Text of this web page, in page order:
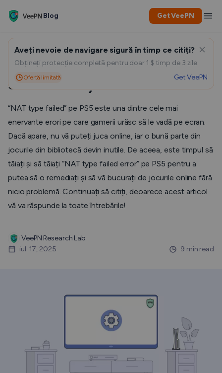
Blog Get VeePN
Tipul NAT a eșuat PS5: Cum
să remediați eroarea
“NAT type failed” pe PS5 este una dintre cele mai
enervante erori pe care gamerii urăsc să le vadă pe ecran.
Dacă apare, nu vă puteți juca online, iar o bună parte din
jocurile din bibliotecă devin inutile. De aceea, este timpul să
tăiați și să tăiați “NAT type failed error” pe PS5 pentru a
putea să o remediați și să vă bucurați de jocurile online fără
nicio problemă. Continuați să citiți, deoarece acest articol
vă va răspunde la toate întrebările!
VeePN Research Lab
iul. 17, 2025
9 min read
Aveți nevoie de navigare sigură în timp ce citiți?
Obțineți protecție completă pentru doar 1 $ timp de 3 zile.
Ofertă limitată Get VeePN